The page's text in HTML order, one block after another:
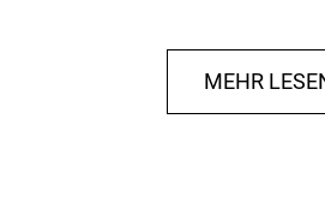
sodass im Falle eines Sturzes
geschützt ist. Dank der Inmold-
Helm sehr leicht und damit für
MEHR